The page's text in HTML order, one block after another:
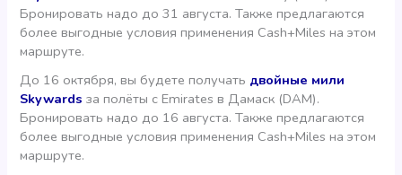
Бронировать надо до 31 августа. Также предлагаются
более выгодные условия применения Cash+Miles на этом
маршруте.
До 16 октября, вы будете получать двойные мили
Skywards за полёты с Emirates в Дамаск (DAM).
Бронировать надо до 16 августа. Также предлагаются
более выгодные условия применения Cash+Miles на этом
маршруте.